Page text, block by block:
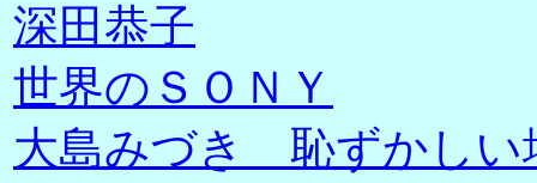
深田恭子
世界のＳＯＮＹ
大島みづき 恥ずかしい